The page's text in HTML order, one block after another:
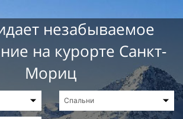
незабываемое
на курорте Санкт-
Мориц